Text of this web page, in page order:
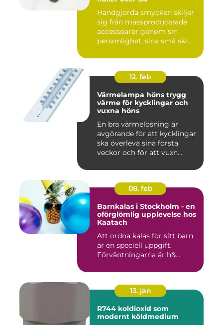
Handgjorda smycken skiljer
sig från massproducerade
accessoarer genom sin
personlighet, sina små ski...
12. feb
Värmelampa höns trygg
värme för kycklingar och
vuxna höns
En bra värmelösning är
avgörande för att kycklingar
ska överleva sina första
veckor och för att vuxn...
08. feb
Barnkalas i Stockholm - en
oförglömlig upplevelse hos
Kaatach
Att ordna kalas för sitt barn
är en speciell uppgift.
Förväntningarna är h&...
13. jan
R744 koldioxid som
modernt köldmedium